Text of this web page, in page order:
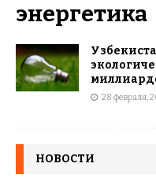
энергетика
28 февраля,
НОВОСТИ